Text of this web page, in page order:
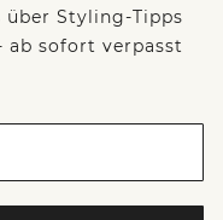
Styling-Tipps
ab sofort verpasst